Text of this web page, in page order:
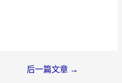
后一篇文章 →